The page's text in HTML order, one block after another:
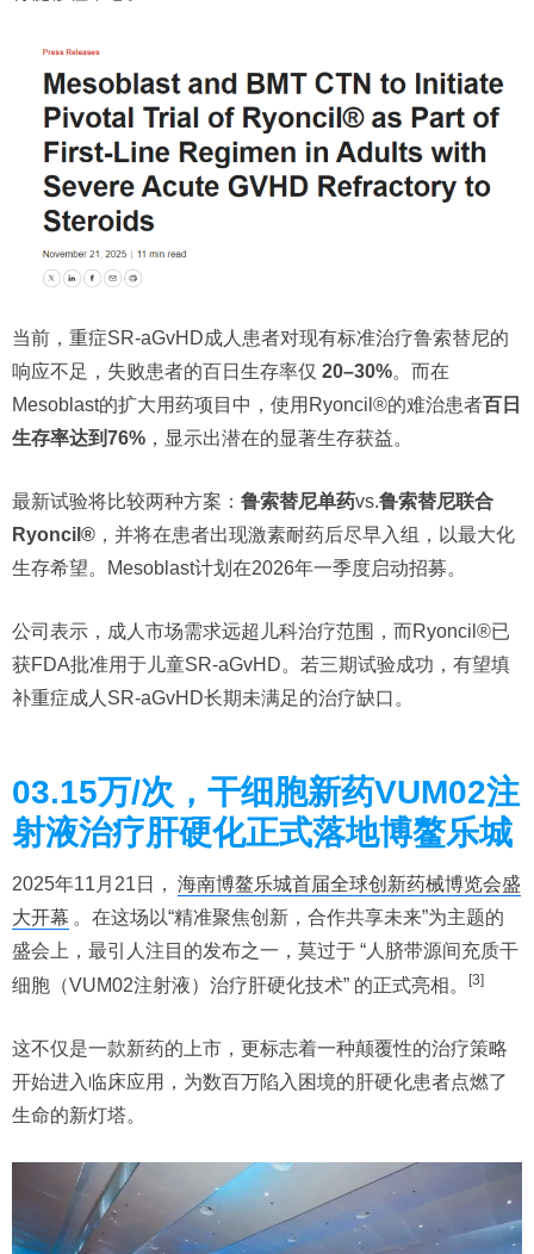
当前，重症SR-aGvHD成人患者对现有标准治疗鲁索替尼的
响应不足，失败患者的百日生存率仅 20–30%。而在
Mesoblast的扩大用药项目中，使用Ryoncil®的难治患者百日
生存率达到76% ，显示出潜在的显著生存获益。
最新试验将比较两种方案： 鲁索替尼单药vs.鲁索替尼联合
Ryoncil® ，并将在患者出现激素耐药后尽早入组，以最大化
生存希望。Mesoblast计划在2026年一季度启动招募。
公司表示，成人市场需求远超儿科治疗范围，而Ryoncil®已
获FDA批准用于儿童SR-aGvHD。若三期试验成功，有望填
补重症成人SR-aGvHD长期未满足的治疗缺口。
03.15万/次，干细胞新药VUM02注
射液治疗肝硬化正式落地博鳌乐城
2025年11月21日， 海南博鳌乐城首届全球创新药械博览会盛
大开幕 。在这场以“精准聚焦创新，合作共享未来”为主题的
盛会上，最引人注目的发布之一，莫过于 “人脐带源间充质干
细胞（VUM02注射液）治疗肝硬化技术” 的正式亮相。
[3]
这不仅是一款新药的上市，更标志着一种颠覆性的治疗策略
开始进入临床应用，为数百万陷入困境的肝硬化患者点燃了
生命的新灯塔。